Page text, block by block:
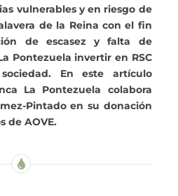
vulnerables y en riesgo de
de la Reina con el fin
de escasez y falta de
Pontezuela invertir en RSC
En este artículo
La Pontezuela colabora
Pintado en su donación
de AOVE.